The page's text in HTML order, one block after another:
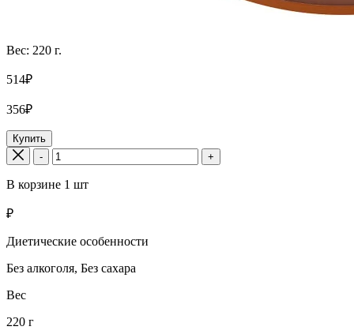
Вес: 220 г.
514₽
356₽
Купить
-
+
В корзине 1 шт
₽
Диетические особенности
Без алкоголя, Без сахара
Вес
220 г